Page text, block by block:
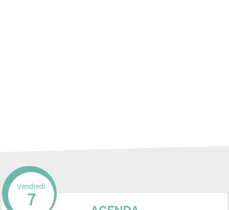
Vendredi
7